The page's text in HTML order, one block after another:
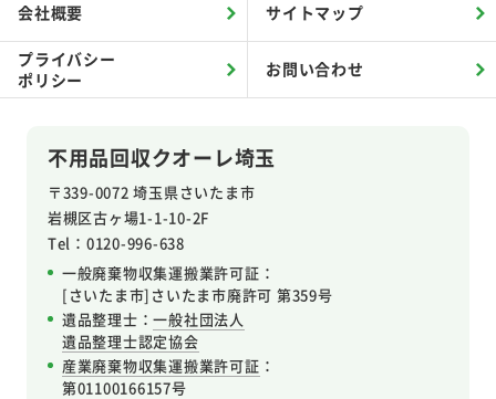
不用品回収クオーレ埼玉
〒339-0072 埼玉県さいたま市
岩槻区古ヶ場1-1-10-2F
Tel：0120-996-638
一般廃棄物収集運搬業許可証：
[さいたま市]さいたま市廃許可 第359号
遺品整理士：一般社団法人
遺品整理士認定協会
産業廃棄物収集運搬業許可証 ：
第01100166157号
会社概要 サイトマップ
プライバシー
ポリシー
お問い合わせ